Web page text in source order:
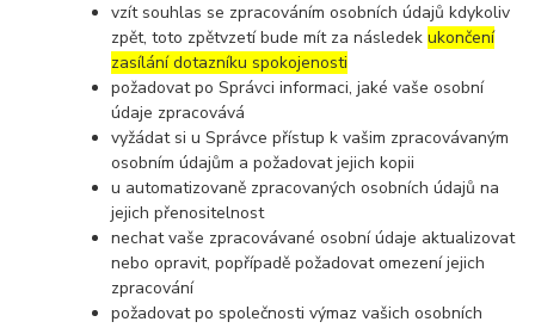
vzít souhlas se zpracováním osobních údajů kdykoliv
zpět, toto zpětvzetí bude mít za následekukončení
zasílání dotazníku spokojenosti
požadovat po Správci informaci, jaké vaše osobní
údaje zpracovává
vyžádat si u Správce přístup k vašim zpracovávaným
osobním údajům a požadovat jejich kopii
u automatizovaně zpracovaných osobních údajů na
jejich přenositelnost
nechat vaše zpracovávané osobní údaje aktualizovat
nebo opravit, popřípadě požadovat omezení jejich
zpracování
požadovat po společnosti výmaz vašich osobních